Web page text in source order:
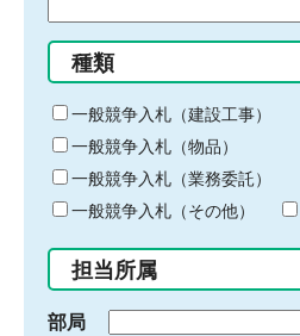
る
キ
ー
ワ
ー
ド
入
力
種類
一般競争入札（建設工事）
一般競争入札（物品）
一般競争入札（業務委託）
一般競争入札（その他）
担当所属
部局